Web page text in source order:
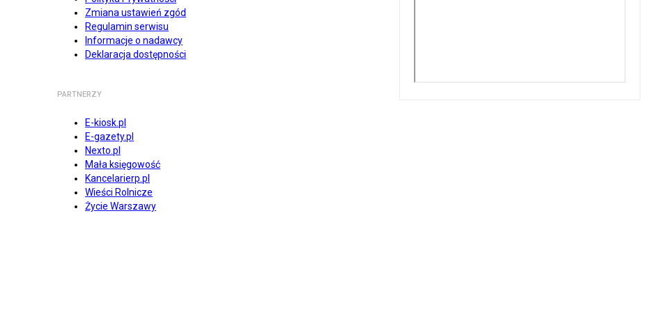
Zmiana ustawień zgód
Regulamin serwisu
Informacje o nadawcy
Deklaracja dostępności
PARTNERZY
E-kiosk.pl
E-gazety.pl
Nexto.pl
Mała księgowość
Kancelarierp.pl
Wieści Rolnicze
Życie Warszawy